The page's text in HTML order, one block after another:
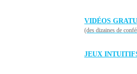
VIDÉOS
(des dizaines de
JEUX